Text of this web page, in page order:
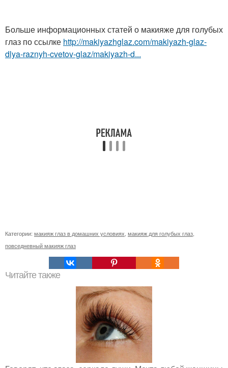
Больше информационных статей о макияже для голубых
глаз по ссылке http://makiyazhglaz.com/makiyazh-glaz-
dlya-raznyh-cvetov-glaz/makiyazh-d...
Категории: макияж глаз в домашних условиях макияж для голубых глаз
повседневный макияж глаз
Читайте также